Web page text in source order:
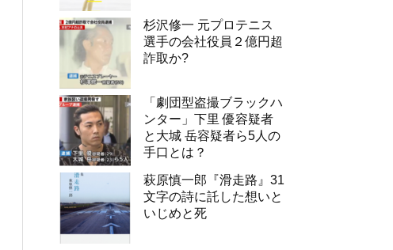
杉沢修一 元プロテニス
選手の会社役員２億円超
詐取か?
「劇団型盗撮ブラックハ
ンター」下里 優容疑者
と大城 岳容疑者ら5人の
手口とは？
萩原慎一郎『滑走路』31
文字の詩に託した想いと
いじめと死